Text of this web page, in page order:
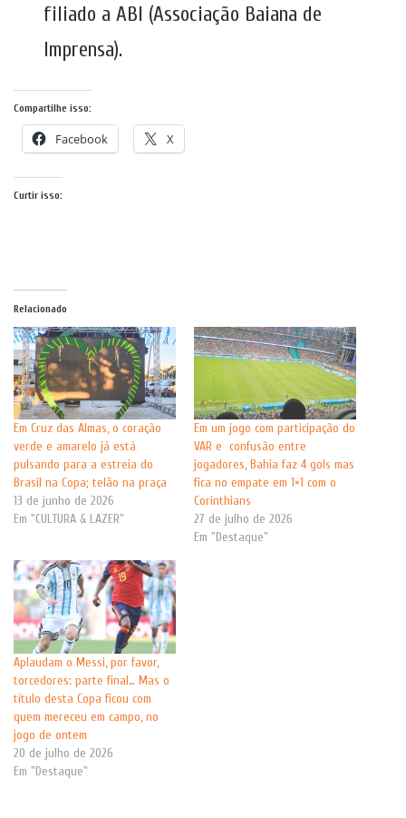
filiado a ABI (Associação Baiana de
Imprensa).
Compartilhe isso:
Facebook X
Curtir isso:
Relacionado
Em Cruz das Almas, o coração
verde e amarelo já está
pulsando para a estreia do
Brasil na Copa; telão na praça
13 de junho de 2026
Em "CULTURA & LAZER"
Em um jogo com participação do
VAR e confusão entre
jogadores, Bahia faz 4 gols mas
fica no empate em 1×1 com o
Corinthians
27 de julho de 2026
Em "Destaque"
Aplaudam o Messi, por favor,
torcedores: parte final… Mas o
título desta Copa ficou com
quem mereceu em campo, no
jogo de ontem
20 de julho de 2026
Em "Destaque"